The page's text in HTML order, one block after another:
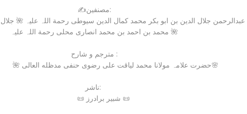
✍️مصنفین:
محمد بن احمد بن محمد انصاری محلی رحمة اللہ علیہ 🌺
مترجم و شارح :
🌺 حضرت علامہ مولانا محمد لیاقت علی رضوی حنفی مدظله العالی🌸
ناشر:
📜 شبیر برادرز 📜